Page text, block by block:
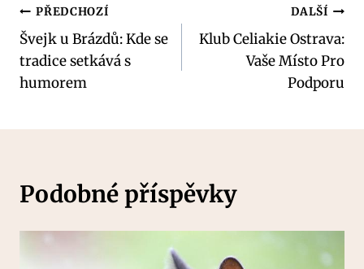
Navigace
pro
příspěvek
PŘEDCHOZÍ
Švejk u Brázdů: Kde se
tradice setkává s
humorem
DALŠÍ
Klub Celiakie Ostrava:
Vaše Místo Pro
Podporu
Podobné příspěvky